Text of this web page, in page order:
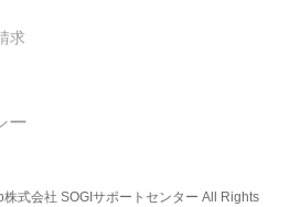
求
ー
株式会社 SOGIサポートセンター All Rights